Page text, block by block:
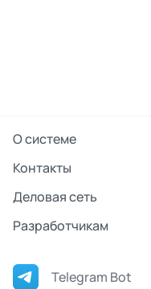
О системе
Контакты
Деловая сеть
Разработчикам
Telegram Bot